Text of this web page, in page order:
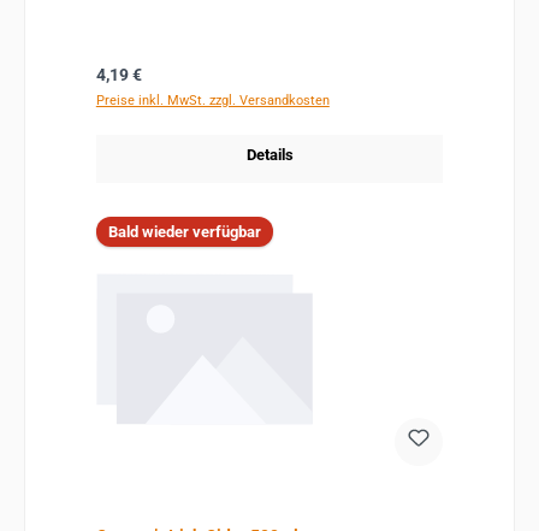
Regulärer Preis:
4,19 €
Preise inkl. MwSt. zzgl. Versandkosten
Details
Bald wieder verfügbar